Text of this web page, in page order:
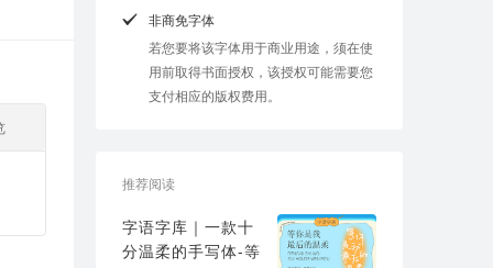
非商免字体
若您要将该字体用于商业用途，须在使
用前取得书面授权，该授权可能需要您
支付相应的版权费用。
推荐阅读
字语字库｜一款十
分温柔的手写体-等